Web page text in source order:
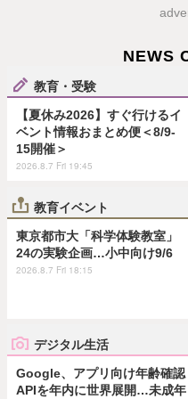
NEWS
教育・受験
【夏休み2026】すぐ行けるイ
ベント情報おまとめ便＜8/9-
15開催＞
2026.8.7 Fri 19:45
教育イベント
東京都市大「科学体験教室」
24の実験企画…小中向け9/6
2026.8.7 Fri 18:15
デジタル生活
Google、アプリ向け年齢確認
APIを年内に世界展開…未成年